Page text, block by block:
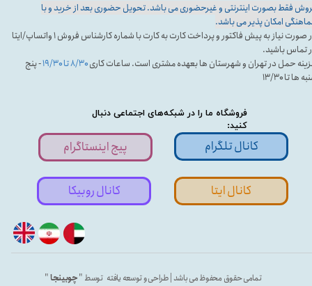
فروشگاه ما را در شبکه‌های اجتماعی دنبال
کنید:
تمامی حقوق محفوظ می باشد | طراحی و توسعه یافته توسط "چوبینجا"
فقط بصورت اینترنتی و غیرحضوری می باشد. تحویل حضوری بعد از خرید و با
امکان پذیر می باشد.
در صورت نیاز به پیش فاکتور و پرداخت کارت به کارت با شماره کارشناس فروش ۱ واتساپ/ایتا
تماس باشید.
حمل در تهران و شهرستان ها بعهده مشتری است. ساعات کاری۸/۳۰ تا ۱۹/۳۰
- پنج
ها تا ۱۳/۳۰
پیج اینستاگرام کانال تلگرام
کانال ایتا کانال روبیکا